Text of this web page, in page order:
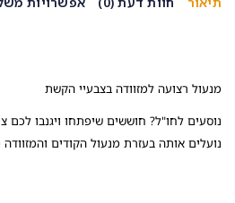
מנעול רצועה למזוודה בצבעיי הקשת
נוסעים לחו"ל? חוששים שיפתחו ויגנבו
נועלים אותה בעזרת מנעול הקודים